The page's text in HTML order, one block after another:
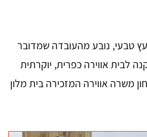
טבעי, נובע מהעובדה שמדובר
לבית אווירה כפרית, יוקרתית
משרה אווירה המזכירה בית מלון